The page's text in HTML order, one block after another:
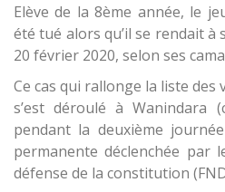
Elève de la 8ème année, le
été tué alors qu’il se rendait à
20 février 2020, selon ses
Ce cas qui rallonge la liste
s’est déroulé à Wanindara
pendant la deuxième
permanente déclenchée
défense de la constitution